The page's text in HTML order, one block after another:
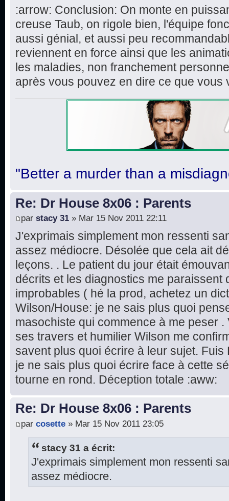
:arrow: Conclusion: On monte en
creuse Taub, on rigole bien, l'équipe
aussi génial, et aussi peu
reviennent en force ainsi que les
les maladies, non franchement
après vous pouvez en dire ce que vous
"Better a murder than a
Re: Dr House 8x06 : Parents
par stacy 31 » Mar 15 Nov 2011 22:11
J'exprimais simplement mon ressenti
assez médiocre. Désolée que cela ait
leçons. . Le patient du jour était
décrits et les diagnostics me paraissent
improbables ( hé la prod, achetez un
Wilson/House: je ne sais plus quoi
masochiste qui commence à me peser
ses travers et humilier Wilson me
savent plus quoi écrire à leur sujet.
je ne sais plus quoi écrire face à cette
tourne en rond. Déception totale :aww:
Re: Dr House 8x06 : Parents
par cosette » Mar 15 Nov 2011 23:05
stacy 31 a écrit:
J'exprimais simplement mon ressenti
assez médiocre.